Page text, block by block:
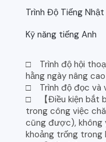
Trình Độ Tiếng Nhật
Kỹ năng tiếng Anh
□ Trình độ hội
hằng ngày nâng cao
□ Trình độ đọc và
□ 【Điều kiện bắt
trong công việc
cũng được), không
khoảng trống trong